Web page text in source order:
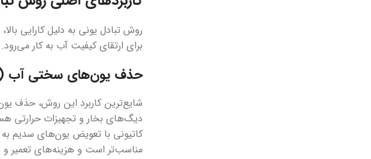
روش تبادل یونی به دلیل کارایی
برای ارتقای کیفیت آب به کار می‌رود.
حذف یون‌های سختی آب
شایع‌ترین کاربرد این روش، حذف
دیگ‌های بخار و تجهیزات حرارتی
کاتیونی با تعویض یون‌های سدیم
مناسب‌تر است و هزینه‌های تعمیر